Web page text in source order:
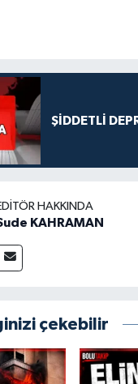
ŞİDDETLİ
HAKKINDA
KAHRAMAN
çekebilir